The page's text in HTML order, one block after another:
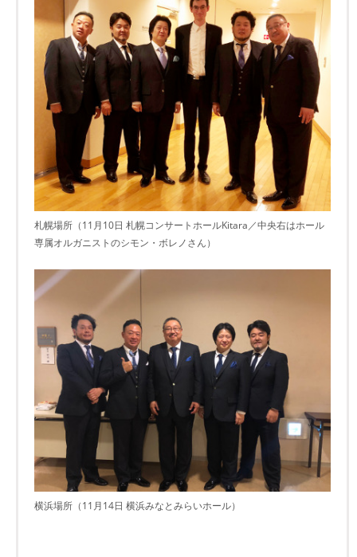
札幌場所（11月10日 札幌コンサートホールKitara／中央右はホール
専属オルガニストのシモン・ボレノさん）
横浜場所（11月14日 横浜みなとみらいホール）